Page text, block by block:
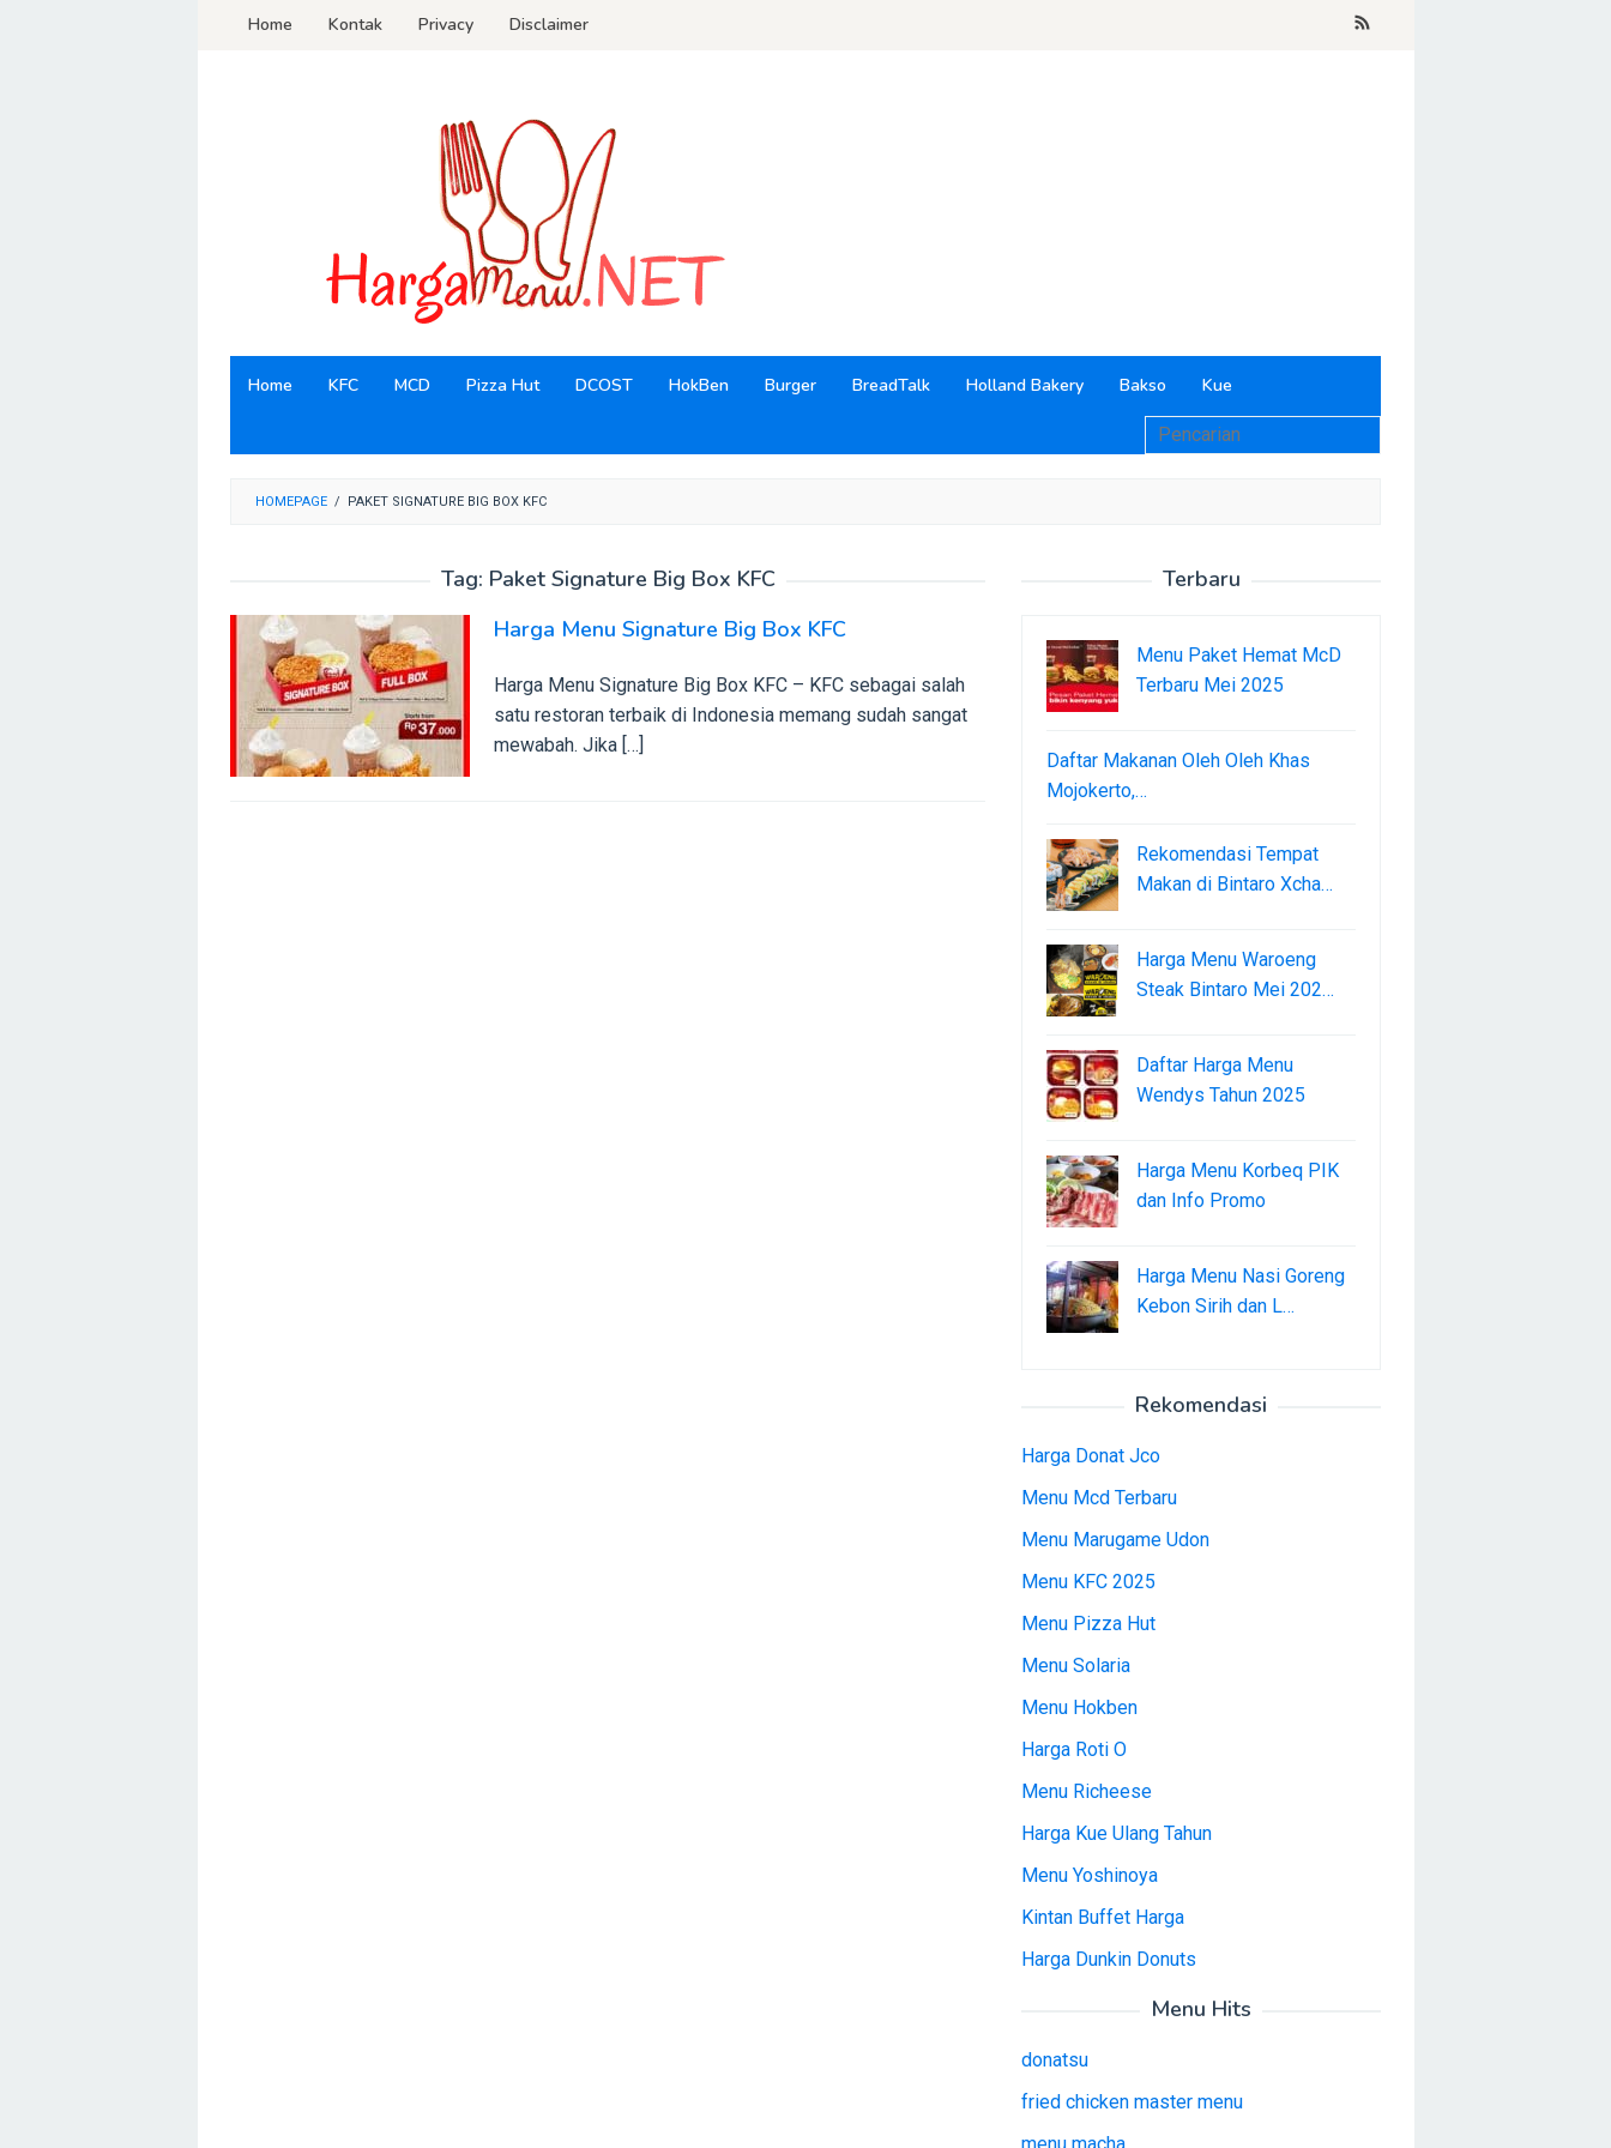
LoncatHome Kontak Privacy Disclaimer
Home KFC MCD Pizza Hut DCOST HokBen Burger BreadTalk Holland Bakery Bakso Kue
HOMEPAGE / PAKET SIGNATURE BIG BOX KFC
Tag: Paket Signature Big Box KFC
Harga Menu Signature Big Box KFC
Harga Menu Signature Big Box KFC – KFC sebagai salah
satu restoran terbaik di Indonesia memang sudah sangat
mewabah. Jika […]
Terbaru
Menu Paket Hemat McD
Terbaru Mei 2025
Daftar Makanan Oleh Oleh Khas
Mojokerto,…
Rekomendasi Tempat
Makan di Bintaro Xcha…
Harga Menu Waroeng
Steak Bintaro Mei 202…
Daftar Harga Menu
Wendys Tahun 2025
Harga Menu Korbeq PIK
dan Info Promo
Harga Menu Nasi Goreng
Kebon Sirih dan L…
Rekomendasi
Harga Donat Jco
Menu Mcd Terbaru
Menu Marugame Udon
Menu KFC 2025
Menu Pizza Hut
Menu Solaria
Menu Hokben
Harga Roti O
Menu Richeese
Harga Kue Ulang Tahun
Menu Yoshinoya
Kintan Buffet Harga
Harga Dunkin Donuts
Menu Hits
donatsu
fried chicken master menu